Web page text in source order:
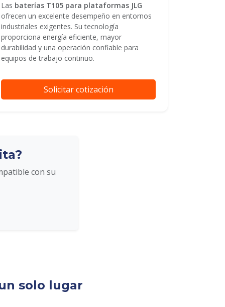
Las baterías T105 para plataformas JLG
ofrecen un excelente desempeño en entornos
industriales exigentes. Su tecnología
proporciona energía eficiente, mayor
durabilidad y una operación confiable para
equipos de trabajo continuo.
Solicitar cotización
con su
solo lugar